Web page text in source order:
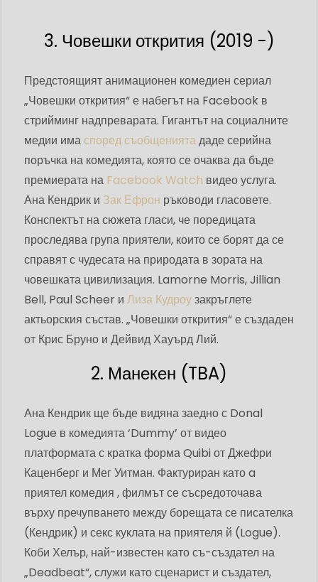
3. Човешки открития (2019 -)
Предстоящият анимационен комедиен сериал
„Човешки открития“ е набегът на Facebook в
стрийминг надпреварата. Гигантът на социалните
медии има според съобщениятададе серийна
поръчка на комедията, която се очаква да бъде
премиерата на Facebook Watch видео услуга.
Ана Кендрик и Зак Ефрон ръководи гласовете.
Конспектът на сюжета гласи, че поредицата
проследява група приятели, които се борят да се
справят с чудесата на природата в зората на
човешката цивилизация. Lamorne Morris, Jillian
Bell, Paul Scheer и Лиза Кудроузакръглете
актьорския състав. „Човешки открития“ е създаден
от Крис Бруно и Дейвид Хауърд Лий.
2. Манекен (TBA)
Ана Кендрик ще бъде видяна заедно с Donal
Logue в комедията ‘Dummy’ от видео
платформата с кратка форма Quibi от Джефри
Каценберг и Мег Уитман. Фактуриран като a
приятел комедия , филмът се съсредоточава
върху пречупването между борещата се писателка
(Кендрик) и секс куклата на приятеля й (Logue).
Коби Хелър, най-известен като съ-създател на
„Deadbeat“, служи като сценарист и създател,